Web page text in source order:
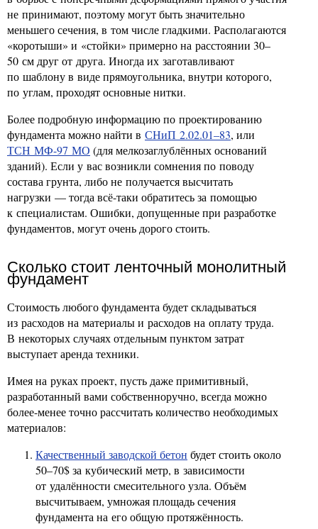
не принимают, поэтому могут быть значительно
меньшего сечения, в том числе гладкими. Располагаются
«коротыши» и «стойки» примерно на расстоянии 30–
50 см друг от друга. Иногда их заготавливают
по шаблону в виде прямоугольника, внутри которого,
по углам, проходят основные нитки.
Более подробную информацию по проектированию
фундамента можно найти в СНиП 2.02.01–83, или
ТСН МФ-97 МО (для мелкозаглублённых оснований
зданий). Если у вас возникли сомнения по поводу
состава грунта, либо не получается высчитать
нагрузки — тогда всё-таки обратитесь за помощью
к специалистам. Ошибки, допущенные при разработке
фундаментов, могут очень дорого стоить.
Сколько стоит ленточный монолитный
фундамент
Стоимость любого фундамента будет складываться
из расходов на материалы и расходов на оплату труда.
В некоторых случаях отдельным пунктом затрат
выступает аренда техники.
Имея на руках проект, пусть даже примитивный,
разработанный вами собственноручно, всегда можно
более-менее точно рассчитать количество необходимых
материалов:
Качественный заводской бетон будет стоить около
50–70$ за кубический метр, в зависимости
от удалённости смесительного узла. Объём
высчитываем, умножая площадь сечения
фундамента на его общую протяжённость.